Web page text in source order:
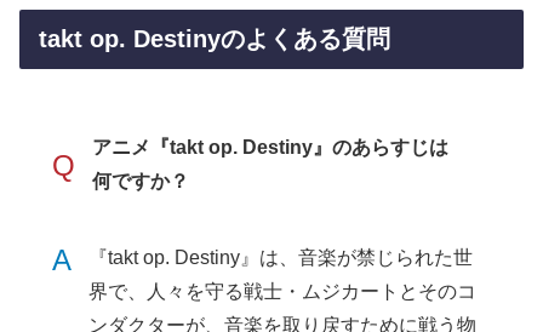
takt op. Destinyのよくある質問
Q
アニメ『takt op. Destiny』のあらすじは
何ですか？
A
『takt op. Destiny』は、音楽が禁じられた世
界で、人々を守る戦士・ムジカートとそのコ
ンダクターが、音楽を取り戻すために戦う物